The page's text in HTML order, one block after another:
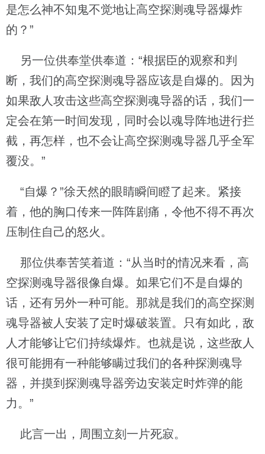
是怎么神不知鬼不觉地让高空探测魂导器爆炸
的？”
另一位供奉堂供奉道：“根据臣的观察和判
断，我们的高空探测魂导器应该是自爆的。因为
如果敌人攻击这些高空探测魂导器的话，我们一
定会在第一时间发现，同时会以魂导阵地进行拦
截，再怎样，也不会让高空探测魂导器几乎全军
覆没。”
“自爆？”徐天然的眼睛瞬间瞪了起来。紧接
着，他的胸口传来一阵阵剧痛，令他不得不再次
压制住自己的怒火。
那位供奉苦笑着道：“从当时的情况来看，高
空探测魂导器很像自爆。如果它们不是自爆的
话，还有另外一种可能。那就是我们的高空探测
魂导器被人安装了定时爆破装置。只有如此，敌
人才能够让它们持续爆炸。也就是说，这些敌人
很可能拥有一种能够瞒过我们的各种探测魂导
器，并摸到探测魂导器旁边安装定时炸弹的能
力。”
此言一出，周围立刻一片死寂。